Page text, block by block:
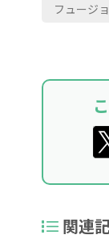
フュージ
関連